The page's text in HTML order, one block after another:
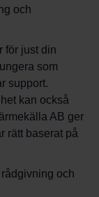
och
för just din
som
support.
kan också
AB ger
rätt baserat på
och